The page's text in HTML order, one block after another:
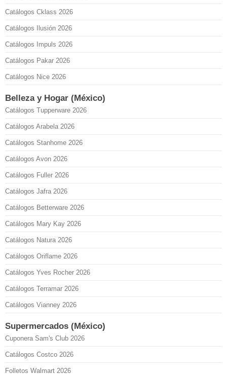
Catálogos Cklass 2026
Catálogos Ilusión 2026
Catálogos Impuls 2026
Catálogos Pakar 2026
Catálogos Nice 2026
Belleza y Hogar (México)
Catálogos Tupperware 2026
Catálogos Arabela 2026
Catálogos Stanhome 2026
Catálogos Avon 2026
Catálogos Fuller 2026
Catálogos Jafra 2026
Catálogos Betterware 2026
Catálogos Mary Kay 2026
Catálogos Natura 2026
Catálogos Oriflame 2026
Catálogos Yves Rocher 2026
Catálogos Terramar 2026
Catálogos Vianney 2026
Supermercados (México)
Cuponera Sam's Club 2026
Catálogos Costco 2026
Folletos Walmart 2026